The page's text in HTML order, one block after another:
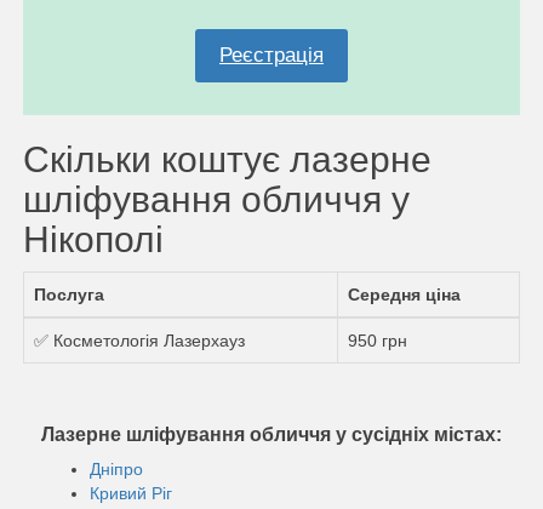
Реєстрація
Скільки коштує лазерне
шліфування обличчя у
Нікополі
Послуга Середня ціна
✅ Косметологія Лазерхауз 950 грн
Лазерне шліфування обличчя у сусідніх містах:
Дніпро
Кривий Ріг